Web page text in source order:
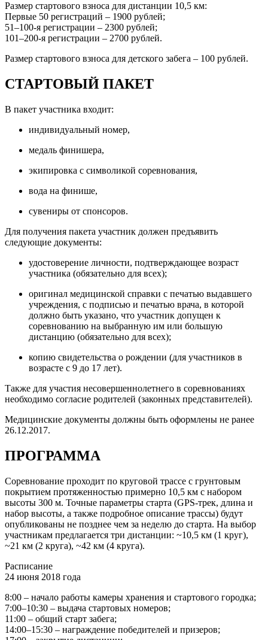
Размер стартового взноса для дистанции 10,5 км:
Первые 50 регистраций – 1900 рублей;
51–100-я регистрации – 2300 рублей;
101–200-я регистрации – 2700 рублей.
Размер стартового взноса для детского забега – 100 рублей.
СТАРТОВЫЙ ПАКЕТ
В пакет участника входит:
индивидуальный номер,
медаль финишера,
экипировка с символикой соревнования,
вода на финише,
сувениры от спонсоров.
Для получения пакета участник должен предъявить
следующие документы:
удостоверение личности, подтверждающее возраст
участника (обязательно для всех);
оригинал медицинской справки с печатью выдавшего
учреждения, с подписью и печатью врача, в которой
должно быть указано, что участник допущен к
соревнованию на выбранную им или большую
дистанцию (обязательно для всех);
копию свидетельства о рождении (для участников в
возрасте с 9 до 17 лет).
Также для участия несовершеннолетнего в соревнованиях
необходимо согласие родителей (законных представителей).
Медицинские документы должны быть оформлены не ранее
26.12.2017.
ПРОГРАММА
Соревнование проходит по круговой трассе с грунтовым
покрытием протяженностью примерно 10,5 км с набором
высоты 300 м. Точные параметры старта (GPS-трек, длина и
набор высоты, а также подробное описание трассы) будут
опубликованы не позднее чем за неделю до старта. На выбор
участникам предлагается три дистанции: ~10,5 км (1 круг),
~21 км (2 круга), ~42 км (4 круга).
Расписание
24 июня 2018 года
8:00 – начало работы камеры хранения и стартового городка;
7:00–10:30 – выдача стартовых номеров;
11:00 – общий старт забега;
14:00–15:30 – награждение победителей и призеров;